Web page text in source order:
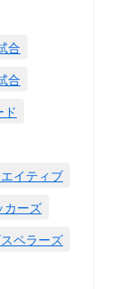
合
合
イティブ
カーズ
ペラーズ